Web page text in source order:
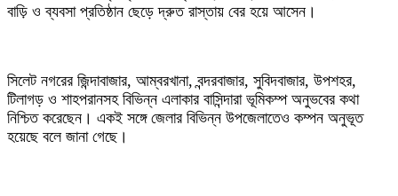
বাড়ি ও ব্যবসা প্রতিষ্ঠান ছেড়ে দ্রুত রাস্তায় বের হয়ে আসেন।
সিলেট নগরের জিন্দাবাজার, আম্বরখানা, বন্দরবাজার, সুবিদবাজার, উপশহর,
টিলাগড় ও শাহপরানসহ বিভিন্ন এলাকার বাসিন্দারা ভূমিকম্প অনুভবের কথা
নিশ্চিত করেছেন। একই সঙ্গে জেলার বিভিন্ন উপজেলাতেও কম্পন অনুভূত
হয়েছে বলে জানা গেছে।